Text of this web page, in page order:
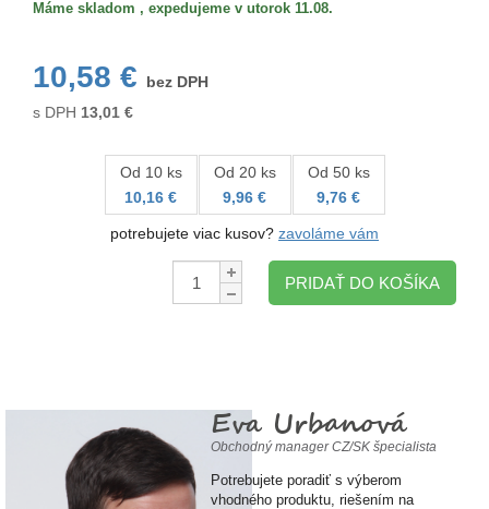
Máme skladom , expedujeme v utorok 11.08.
10,58 €
bez DPH
s DPH 13,01 €
Od 10 ks
10,16 €
Od 20 ks
9,96 €
Od 50 ks
9,76 €
potrebujete viac kusov? zavoláme vám
Množstvo:
PRIDAŤ DO KOŠÍKA
Eva Urbanová
Obchodný manager CZ/SK špecialista
Potrebujete poradiť s výberom
vhodného produktu, riešením na